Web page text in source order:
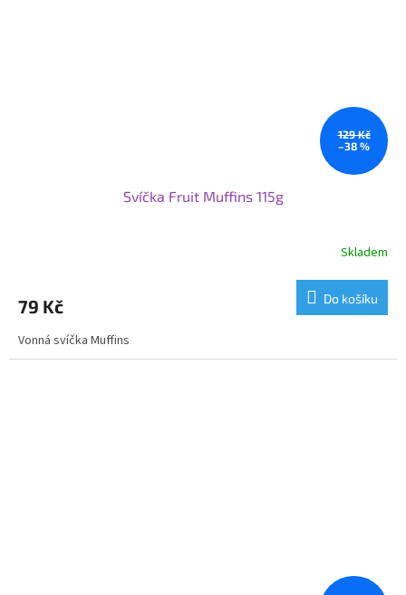
129 Kč
–38 %
Svíčka Fruit Muffins 115g
Skladem
79 Kč Do košíku
Vonná svíčka Muffins